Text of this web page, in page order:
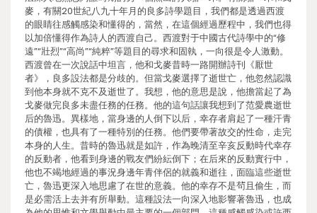
麥，有關20世紀八九十年月的良多詩學題目，我們都是透過西渡
的眼睛往感觸感染和懂得的，當然，在這個經過歷程中，我們也得
以加倍懂得作為詩人的西渡自己。西渡對于中國古代詩學中的“修
遠”“壯烈”“高尚”“純粹”等題目的尋求和固執，一向很是令人激動。
西渡曾在一次說話中坦言，他和戈麥昔時一路開辦詩刊《厭世
者》，良多設法都是分歧的。但當戈麥選擇了逝世亡，他忽然認識
到他本身就不克不及逝世了。我想，他的意思是說，他擔當起了為
戈麥做完良多未盡任務的任務。他的這句話讓我想到了范愛農逝世
后的魯迅。異樣地，當身邊的人倒下以后，幸存者肩起了一種汗青
的債權，也具有了一種特別的任務。他們要帶著故交的性命，走完
本身的人生。昔時的魯迅就是如許，作為晚清至辛亥反動時代幸存
的反動者，他看到身邊的戰友們紛紜倒下；在后來的反動實行中，
他也不竭地經過的事況身邊年青伴侶的就義和逝往，面臨這些逝世
亡，魯迅更深入地思慮了在世的意義。他的幸存不是茍且偷生，而
是必需活上去并有所舉動。這種設法一向深入地影響著魯迅，也成